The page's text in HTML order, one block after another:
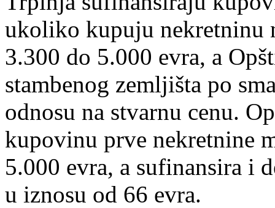
ukoliko kupuju nekretninu
3.300 do 5.000 evra, a
stambenog zemljišta po
odnosu na stvarnu cenu.
kupovinu prve nekretnine
5.000 evra, a sufinansira i
u iznosu od 66 evra.